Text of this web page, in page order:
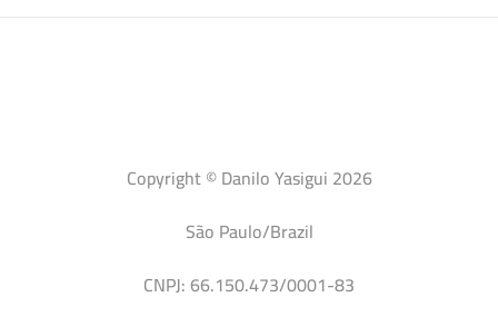
Copyright © Danilo Yasigui 2026
São Paulo/Brazil
CNPJ: 66.150.473/0001-83